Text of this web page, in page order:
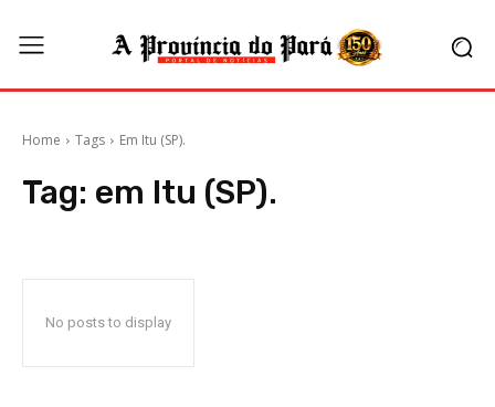
Home Tags Em Itu (SP).
Tag: em Itu (SP).
No posts to display